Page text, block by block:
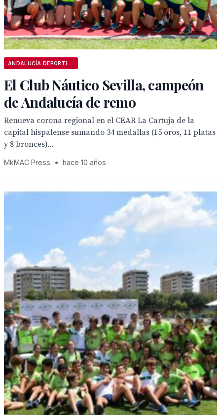
El Club Náutico Sevilla, campeón
de Andalucía de remo
Renueva corona regional en el CEAR La Cartuja de la
capital hispalense sumando 34 medallas (15 oros, 11 platas
y 8 bronces)...
MkMAC Press • hace 10 años